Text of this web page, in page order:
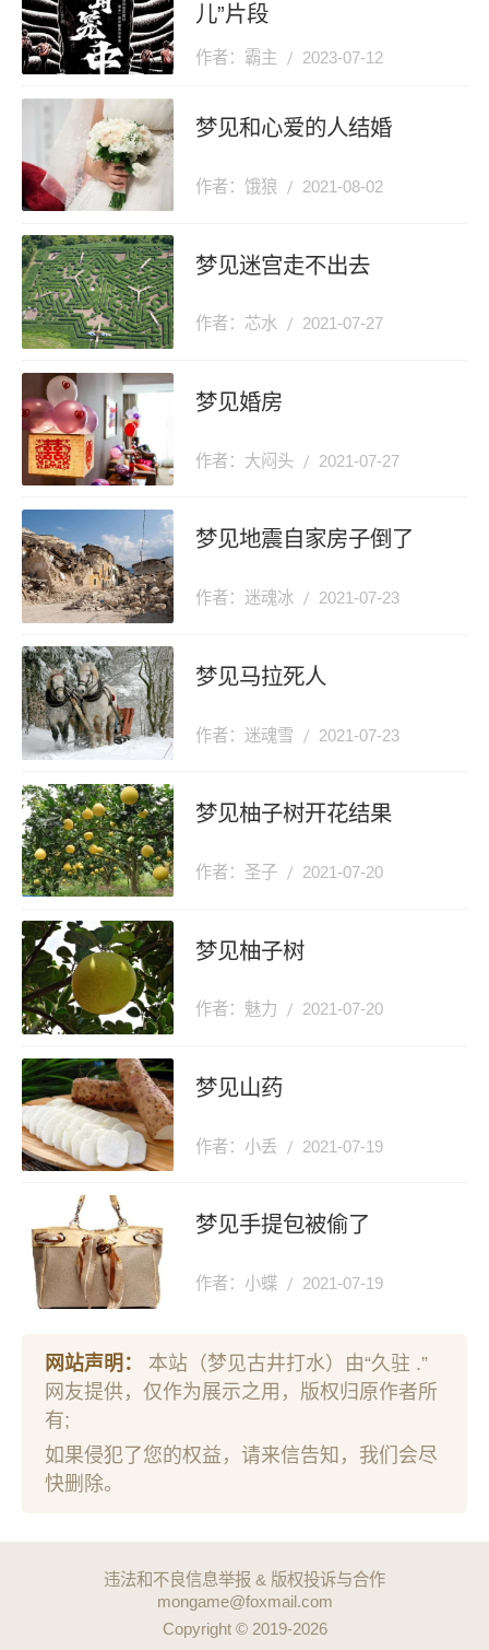
儿”片段
作者：霸主 2023-07-12
梦见和心爱的人结婚
作者：饿狼 2021-08-02
梦见迷宫走不出去
作者：芯水 2021-07-27
梦见婚房
作者：大闷头 2021-07-27
梦见地震自家房子倒了
作者：迷魂冰 2021-07-23
梦见马拉死人
作者：迷魂雪 2021-07-23
梦见柚子树开花结果
作者：圣子 2021-07-20
梦见柚子树
作者：魅力 2021-07-20
梦见山药
作者：小丢 2021-07-19
梦见手提包被偷了
作者：小蝶 2021-07-19
网站声明：
本站（梦见古井打水）由“久驻 .”
网友提供，仅作为展示之用，版权归原作者所
有;
如果侵犯了您的权益，请来信告知，我们会尽
快删除。
违法和不良信息举报 & 版权投诉与合作
mongame@foxmail.com
Copyright © 2019-2026